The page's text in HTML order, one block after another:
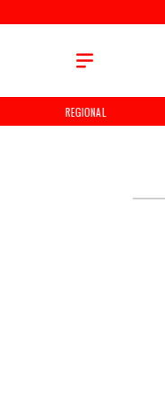
REGIONAL